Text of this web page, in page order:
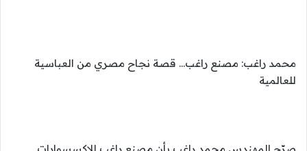
محمد راغب: مصنع راغب… قصة نجاح مصري من العباسية
للعالمية